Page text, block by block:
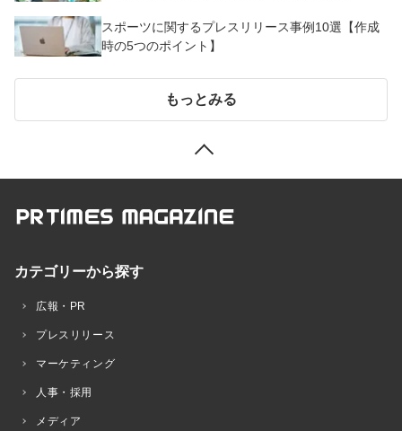
スポーツに関するプレスリリース事例10選【作成
時の5つのポイント】
もっとみる
カテゴリーから探す
広報・PR
プレスリリース
マーケティング
人事・採用
メディア